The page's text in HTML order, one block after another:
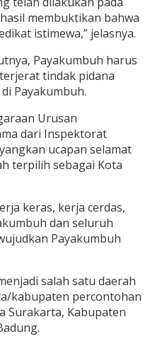
membuktikan bahwa
istimewa,” jelasnya.
Payakumbuh harus
tindak pidana
Payakumbuh.
Urusan
dari Inspektorat
ucapan selamat
terpilih sebagai Kota
keras, kerja cerdas,
dan seluruh
Payakumbuh
salah satu daerah
kabupaten percontohan
Surakarta, Kabupaten